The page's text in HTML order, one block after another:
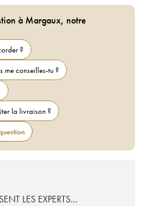
à Margaux, notre
?
me conseilles-tu ?
la livraison ?
LES EXPERTS...